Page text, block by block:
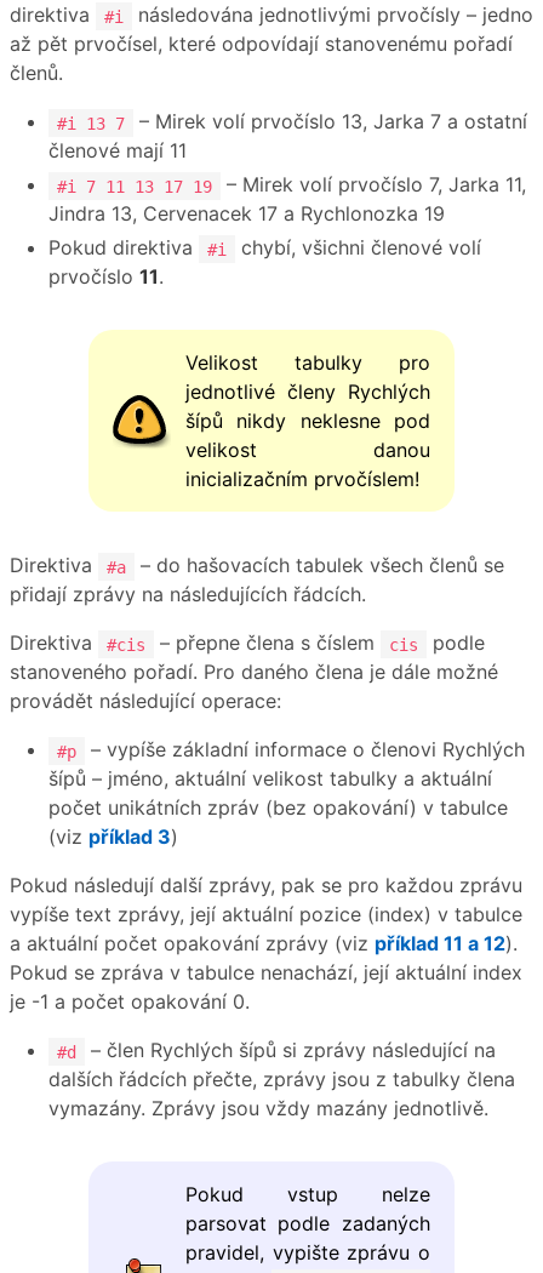
direktiva
#i
následována jednotlivými prvočísly – jedno
až pět prvočísel, které odpovídají stanovenému pořadí
členů.
#i 13 7
– Mirek volí prvočíslo 13, Jarka 7 a ostatní
členové mají 11
#i 7 11 13 17 19
– Mirek volí prvočíslo 7, Jarka 11,
Jindra 13, Cervenacek 17 a Rychlonozka 19
Pokud direktiva
#i
chybí, všichni členové volí
prvočíslo 11.
Velikost tabulky pro
jednotlivé členy Rychlých
šípů nikdy neklesne pod
velikost danou
inicializačním prvočíslem!
Direktiva #a
– do hašovacích tabulek všech členů se
přidají zprávy na následujících řádcích.
Direktiva
#cis – přepne člena s číslem cis
podle
stanoveného pořadí. Pro daného člena je dále možné
provádět následující operace:
#p
– vypíše základní informace o členovi Rychlých
šípů – jméno, aktuální velikost tabulky a aktuální
počet unikátních zpráv (bez opakování) v tabulce
(viz příklad 3)
Pokud následují další zprávy, pak se pro každou zprávu
vypíše text zprávy, její aktuální pozice (index) v tabulce
a aktuální počet opakování zprávy (viz příklad 11 a 12).
Pokud se zpráva v tabulce nenachází, její aktuální index
je -1 a počet opakování 0.
#d
– člen Rychlých šípů si zprávy následující na
dalších řádcích přečte, zprávy jsou z tabulky člena
vymazány. Zprávy jsou vždy mazány jednotlivě.
Pokud vstup nelze
parsovat podle zadaných
pravidel, vypište zprávu o